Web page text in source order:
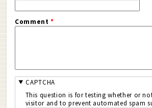
Comment*
CAPTCHA
This question is for testing whether or
visitor and to prevent automated spam